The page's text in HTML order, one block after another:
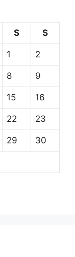
S S
1 2
8 9
15 16
22 23
29 30